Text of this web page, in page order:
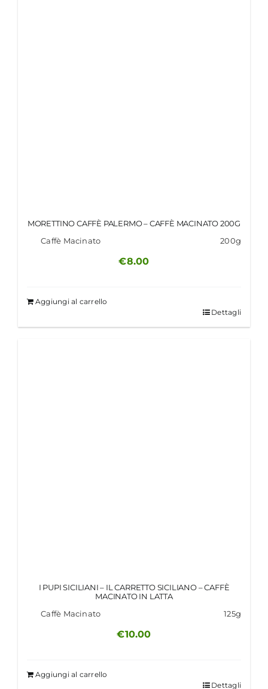
MORETTINO CAFFÈ PALERMO – CAFFÈ MACINATO 200G
Caffè Macinato
200g
€8.00
Aggiungi al carrello
Dettagli
I PUPI SICILIANI – IL CARRETTO SICILIANO – CAFFÈ
MACINATO IN LATTA
Caffè Macinato
125g
€10.00
Aggiungi al carrello
Dettagli